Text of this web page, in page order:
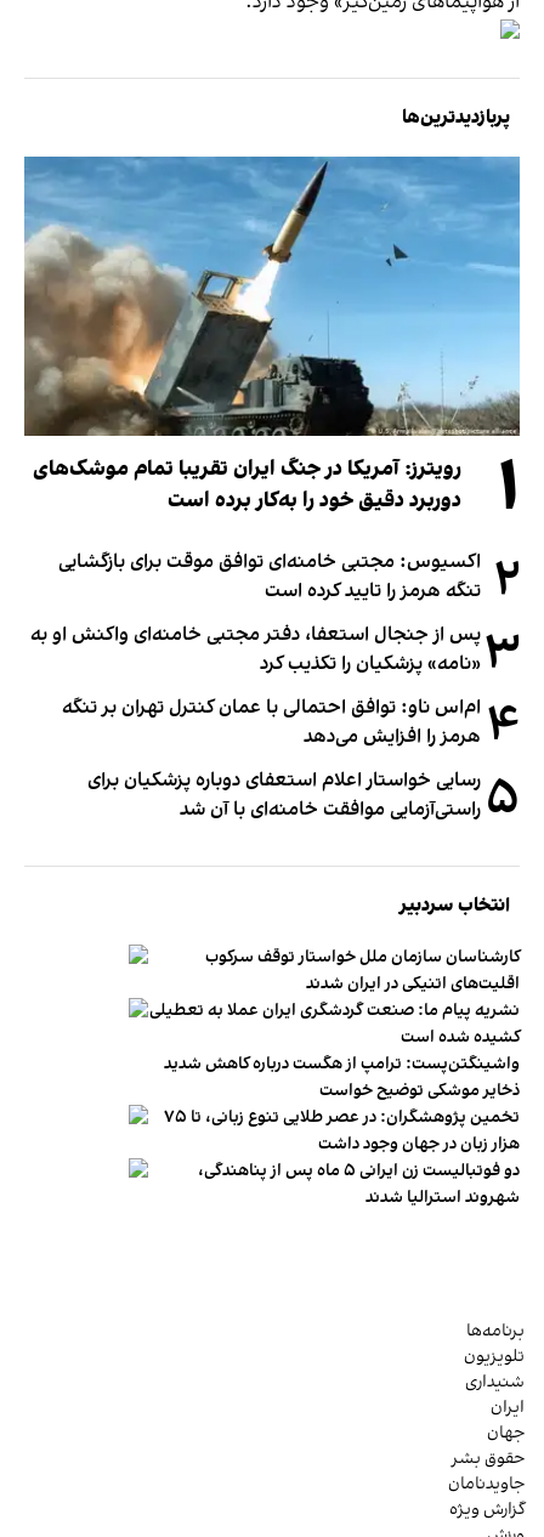
پربازدیدترین‌ها
۱
رویترز: آمریکا در جنگ ایران تقریبا تمام موشک‌های
دوربرد دقیق خود را به‌کار برده است
۲ اکسیوس: مجتبی خامنه‌ای توافق موقت برای بازگشایی
تنگه هرمز را تایید کرده است
۳پس از جنجال استعفا، دفتر مجتبی خامنه‌ای واکنش او به
«نامه» پزشکیان را تکذیب کرد
۴ ام‌اس ناو: توافق احتمالی با عمان کنترل تهران بر تنگه
هرمز را افزایش می‌دهد
۵ رسایی خواستار اعلام استعفای دوباره پزشکیان برای
راستی‌آزمایی موافقت خامنه‌ای با آن شد
انتخاب سردبیر
کارشناسان سازمان ملل خواستار توقف سرکوب
اقلیت‌های اتنیکی در ایران شدند
نشریه پیام ما: صنعت گردشگری ایران عملا به تعطیلی
کشیده شده است
واشینگتن‌پست: ترامپ از هگست درباره کاهش شدید
ذخایر موشکی توضیح خواست
تخمین پژوهشگران: در عصر طلایی تنوع زبانی، تا ۷۵
هزار زبان در جهان وجود داشت
دو فوتبالیست زن ایرانی ۵ ماه پس از پناهندگی،
شهروند استرالیا شدند
برنامه‌ها
تلویزیون
شنیداری
ایران
جهان
حقوق بشر
جاویدنامان
گزارش ویژه